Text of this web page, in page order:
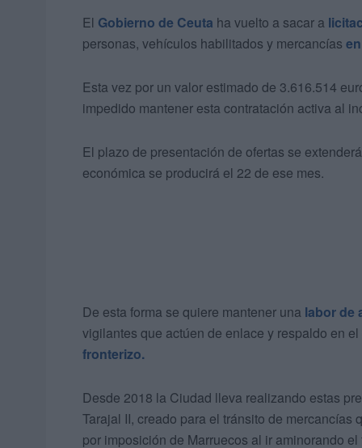
El Gobierno de Ceuta ha vuelto a sacar a
personas, vehículos habilitados y mercancías
Esta vez por un valor estimado de 3.616.514
impedido mantener esta contratación activa al
El plazo de presentación de ofertas se
económica se producirá el 22 de ese mes.
De esta forma se quiere mantener una labor de
vigilantes que actúen de enlace y respaldo en
fronterizo.
Desde 2018 la Ciudad lleva realizando estas
Tarajal II, creado para el tránsito de
por imposición de Marruecos al ir aminorando